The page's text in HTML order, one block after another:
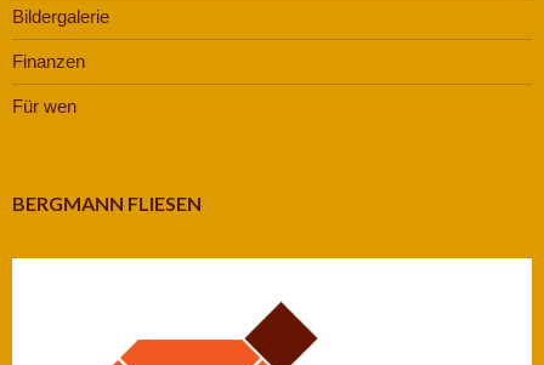
Bildergalerie
Finanzen
Für wen
BERGMANN FLIESEN